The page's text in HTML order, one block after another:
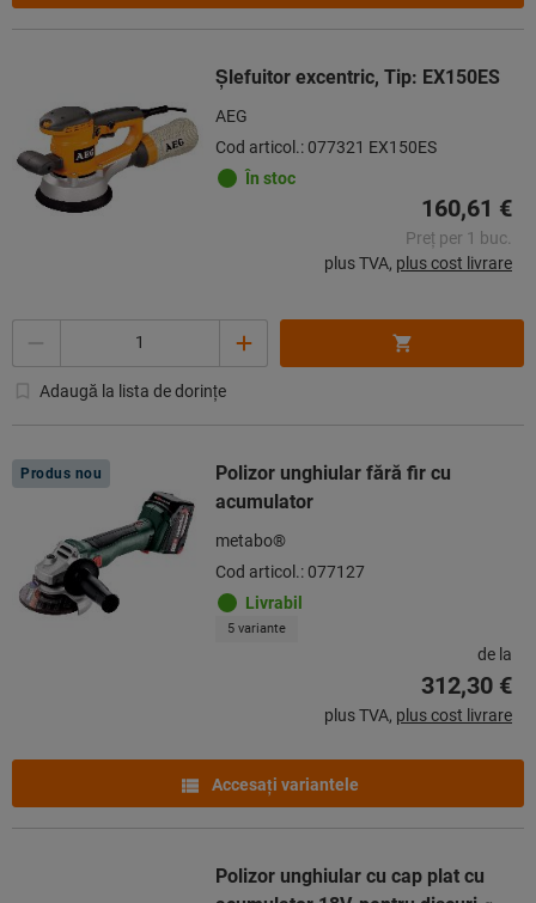
Şlefuitor excentric, Tip: EX150ES
AEG
Cod articol.: 077321 EX150ES
În stoc
160,61 €
Preț per 1 buc.
plus TVA, plus cost livrare
Adaugă la lista de dorințe
Produs nou
Polizor unghiular fără fir cu
acumulator
metabo®
Cod articol.: 077127
Livrabil
5 variante
de la
312,30 €
plus TVA, plus cost livrare
Accesaţi variantele
Polizor unghiular cu cap plat cu